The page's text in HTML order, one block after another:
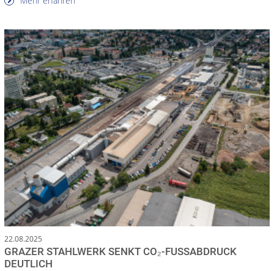
22.08.2025
GRAZER STAHLWERK SENKT CO₂-FUSSABDRUCK D
EUTLICH